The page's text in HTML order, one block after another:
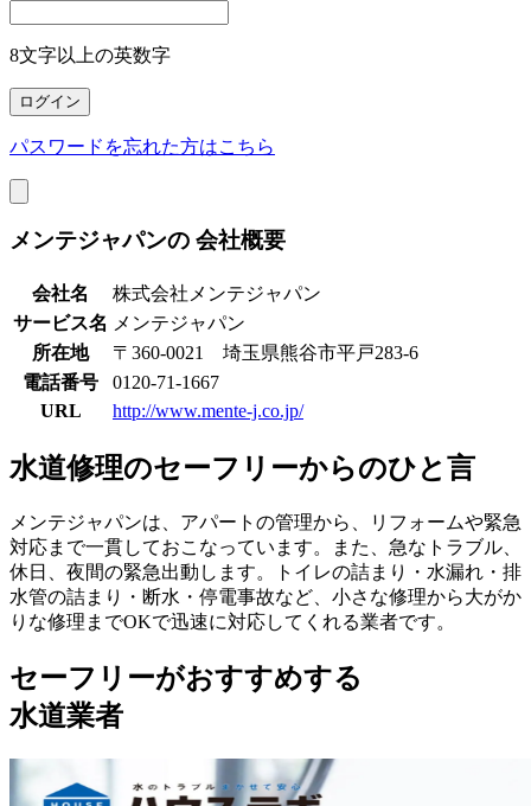
8文字以上の英数字
パスワードを忘れた方はこちら
メンテジャパンの 会社概要
会社名
株式会社メンテジャパン
サービス名 メンテジャパン
所在地
〒360-0021 埼玉県熊谷市平戸283-6
電話番号
0120-71-1667
URL
http://www.mente-j.co.jp/
水道修理のセーフリーからのひと言
メンテジャパンは、アパートの管理から、リフォームや緊急
対応まで一貫しておこなっています。また、急なトラブル、
休日、夜間の緊急出動します。トイレの詰まり・水漏れ・排
水管の詰まり・断水・停電事故など、小さな修理から大がか
りな修理までOKで迅速に対応してくれる業者です。
セーフリーがおすすめする
水道業者